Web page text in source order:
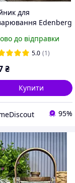
для
Edenberg
скляний чайник з
для
до відправки
5.0 (1)
₴
Купити
95%